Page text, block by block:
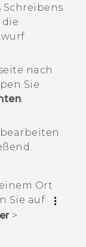
nach
Sie
.
Ort
Sie auf
>